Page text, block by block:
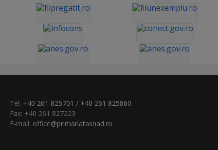
Tel: +40 261 825701 / +40 261 825860
Fax: +40 261 827223
E-mail: office@primariatasnad.ro